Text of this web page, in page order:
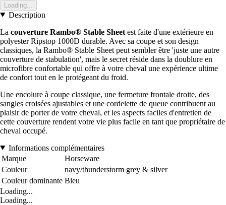
Loading...
Description
La couverture Rambo® Stable Sheet est faite d'une extérieure en
polyester Ripstop 1000D durable. Avec sa coupe et son design
classiques, la Rambo® Stable Sheet peut sembler être 'juste une autre
couverture de stabulation', mais le secret réside dans la doublure en
microfibre confortable qui offre à votre cheval une expérience ultime
de confort tout en le protégeant du froid.
Une encolure à coupe classique, une fermeture frontale droite, des
sangles croisées ajustables et une cordelette de queue contribuent au
plaisir de porter de votre cheval, et les aspects faciles d'entretien de
cette couverture rendent votre vie plus facile en tant que propriétaire de
cheval occupé.
Informations complémentaires
Marque
Horseware
Couleur
navy/thunderstorm grey & silver
Couleur dominante Bleu
Loading...
Loading...